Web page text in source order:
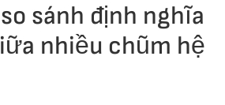
sánh định nghĩa
nhiều chũm hệ